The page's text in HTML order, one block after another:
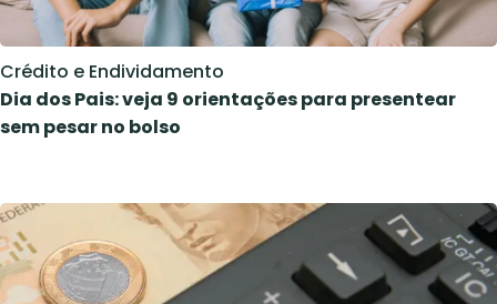
Crédito e Endividamento
Dia dos Pais: veja 9 orientações para presentear
sem pesar no bolso